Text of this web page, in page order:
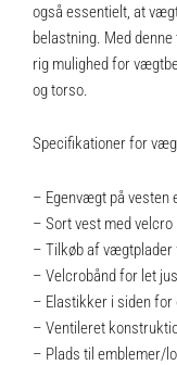
også essentielt, at
belastning. Med
rig mulighed for
og torso.
Specifikationer for
– Egenvægt på vesten
– Sort vest med velcro
– Tilkøb af vægtplader
– Velcrobånd for let
– Elastikker i siden
– Ventileret
– Plads til emblemer/